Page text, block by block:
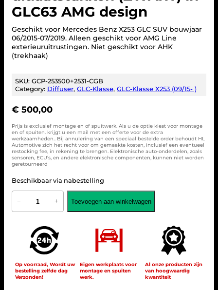
GLC63 AMG design
Geschikt voor Mercedes Benz X253 GLC SUV bouwjaar
06/2015-07/2019. Alleen geschikt voor AMG Line
exterieuruitrustingen. Niet geschikt voor AHK
(trekhaak)
SKU: GCP-253500+2531-CGB
Category: Diffuser, GLC-Klasse, GLC-Klasse X253 (09/15- )
€ 500,00
Prijs is exclusief montage en of spuitwerk. Als u de optie kiest voor montage
en of spuiten. krijgt u een mail met een offerte voor de extra
werkzaamheden.. Bij annulering van een speciaal bestelde order behoudt HL
Automotive zich het recht voor om gemaakte kosten, inclusief een eventueel
restocking fee, in rekening te brengen. Elektronische auto-onderdelen, zoals
sensoren, ECU’s, en andere elektronische componenten, kunnen niet worden
geretourneerd
Beschikbaar via nabestelling
M
r
X
− + Toevoegen aan winkelwagen
Op voorraad, Wordt uw
bestelling zelfde dag
Verzonden!
Eigen werkplaats voor
montage en spuiten
werk.
Al onze producten zijn
van hoogwaardig
kwantiteit